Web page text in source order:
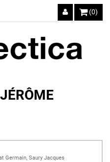
(0)
Germain, Saury Jacques